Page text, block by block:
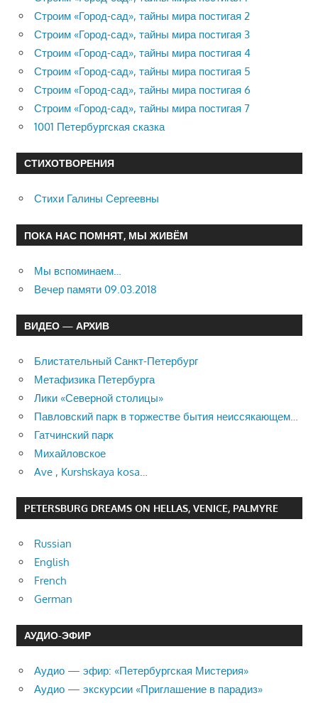
Строим «Город-сад», тайны мира постигая 2
Строим «Город-сад», тайны мира постигая 3
Строим «Город-сад», тайны мира постигая 4
Строим «Город-сад», тайны мира постигая 5
Строим «Город-сад», тайны мира постигая 6
Строим «Город-сад», тайны мира постигая 7
1001 Петербургская сказка
СТИХОТВОРЕНИЯ
Стихи Галины Сергеевны
ПОКА НАС ПОМНЯТ, МЫ ЖИВЁМ
Мы вспоминаем…
Вечер памяти 09.03.2018
ВИДЕО — АРХИВ
Блистательный Санкт-Петербург
Метафизика Петербурга
Лики «Северной столицы»
Павловский парк в торжестве бытия неиссякающем…
Гатчинский парк
Михайловское
Ave , Kurshskaya kosa…
PETERSBURG DREAMS ON HELLAS, VENICE, PALMYRE
Russian
English
French
German
АУДИО-ЭФИР
Аудио — эфир: «Петербургская Мистерия»
Аудио — экскурсии «Приглашение в парадиз»